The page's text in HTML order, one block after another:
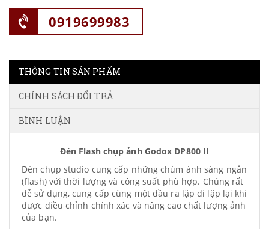
0919699983
THÔNG TIN SẢN PHẨM
CHÍNH SÁCH ĐỔI TRẢ
BÌNH LUẬN
Đèn Flash chụp ảnh Godox DP800 II
Đèn chụp studio cung cấp những chùm ánh sáng ngắn
(flash) với thời lượng và công suất phù hợp. Chúng rất
dễ sử dụng, cung cấp cùng một đầu ra lặp đi lặp lại khi
được điều chỉnh chính xác và nâng cao chất lượng ảnh
của bạn.